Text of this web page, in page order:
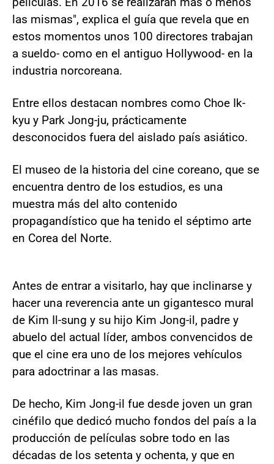
las mismas", explica el guía que revela que en
estos momentos unos 100 directores trabajan
a sueldo- como en el antiguo Hollywood- en la
industria norcoreana.
Entre ellos destacan nombres como Choe Ik-
kyu y Park Jong-ju, prácticamente
desconocidos fuera del aislado país asiático.
El museo de la historia del cine coreano, que se
encuentra dentro de los estudios, es una
muestra más del alto contenido
propagandístico que ha tenido el séptimo arte
en Corea del Norte.
Antes de entrar a visitarlo, hay que inclinarse y
hacer una reverencia ante un gigantesco mural
de Kim Il-sung y su hijo Kim Jong-il, padre y
abuelo del actual líder, ambos convencidos de
que el cine era uno de los mejores vehículos
para adoctrinar a las masas.
De hecho, Kim Jong-il fue desde joven un gran
cinéfilo que dedicó mucho fondos del país a la
producción de películas sobre todo en las
décadas de los setenta y ochenta, y que en